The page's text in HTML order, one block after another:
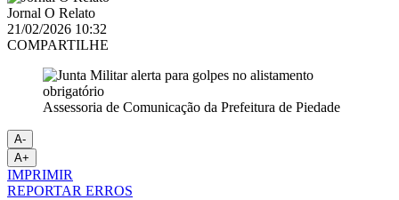
Jornal O Relato
21/02/2026 10:32
COMPARTILHE
Assessoria de Comunicação da Prefeitura de Piedade
A-
A+
IMPRIMIR
REPORTAR ERROS